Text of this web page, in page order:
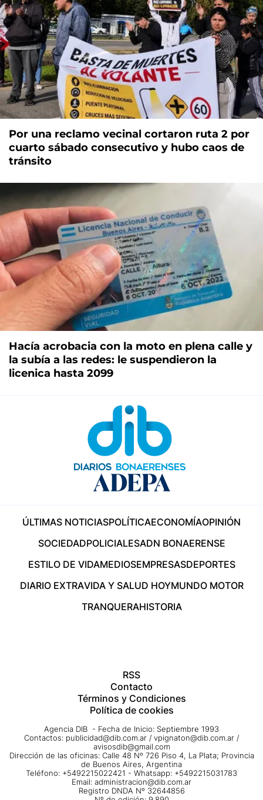
Por una reclamo vecinal cortaron ruta 2 por
cuarto sábado consecutivo y hubo caos de
tránsito
Hacía acrobacia con la moto en plena calle y
la subía a las redes: le suspendieron la
licenica hasta 2099
ÚLTIMAS NOTICIASPOLÍTICAECONOMÍAOPINIÓN
SOCIEDADPOLICIALESADN BONAERENSE
ESTILO DE VIDAMEDIOSEMPRESASDEPORTES
DIARIO EXTRAVIDA Y SALUD HOYMUNDO MOTOR
TRANQUERAHISTORIA
RSS
Contacto
Términos y Condiciones
Política de cookies
Agencia DIB - Fecha de Inicio: Septiembre 1993
Contactos: publicidad@dib.com.ar / vpignaton@dib.com.ar /
avisosdib@gmail.com
Dirección de las oficinas: Calle 48 Nº 726 Piso 4, La Plata; Provincia
de Buenos Aires, Argentina
Teléfono: +5492215022421 - Whatsapp: +5492215031783
Email: administracion@dib.com.ar
Registro DNDA Nº 32644856